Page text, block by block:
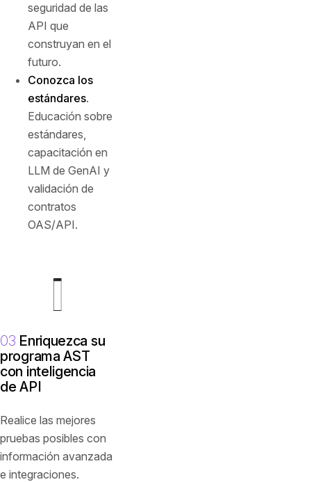
seguridad de las
API que
construyan en el
futuro.
Conozca los
estándares.
Educación sobre
estándares,
capacitación en
LLM de GenAI y
validación de
contratos
OAS/API.
03 Enriquezca su
programa AST
con inteligencia
de API
Realice las mejores
pruebas posibles con
información avanzada
e integraciones.